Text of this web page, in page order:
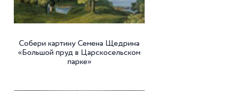
Собери картину Семена Щедрина
«Большой пруд в Царскосельском
парке»